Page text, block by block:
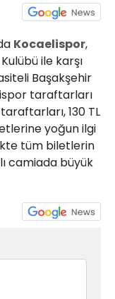
Kocaelispor,
ile karşı
Başakşehir
taraftarları
130 TL
yoğun ilgi
tüm biletlerin
camiada büyük